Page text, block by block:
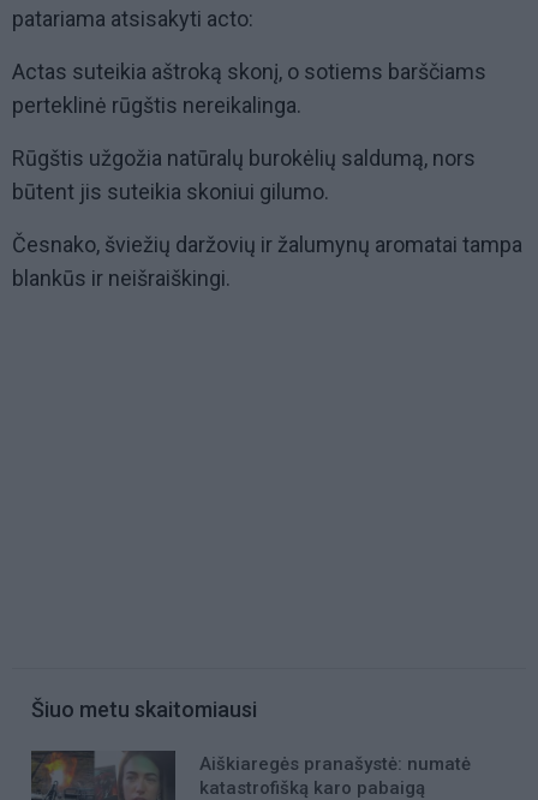
patariama atsisakyti acto:
Actas suteikia aštroką skonį, o sotiems barščiams
perteklinė rūgštis nereikalinga.
Rūgštis užgožia natūralų burokėlių saldumą, nors
būtent jis suteikia skoniui gilumo.
Česnako, šviežių daržovių ir žalumynų aromatai tampa
blankūs ir neišraiškingi.
Šiuo metu skaitomiausi
Aiškiaregės pranašystė: numatė
katastrofišką karo pabaigą